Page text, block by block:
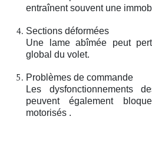
entraînent souvent une
Sections déformées
Une lame abîmée peut
global du volet.
Problèmes de commande
Les dysfonctionnements
peuvent également
motorisés .